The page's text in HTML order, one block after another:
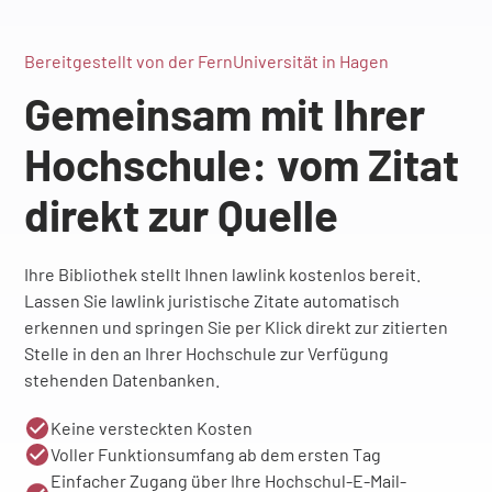
Bereitgestellt von der FernUniversität in Hagen
Gemeinsam mit Ihrer
Hochschule: vom Zitat
direkt zur Quelle
Ihre Bibliothek stellt Ihnen lawlink kostenlos bereit.
Lassen Sie lawlink juristische Zitate automatisch
erkennen und springen Sie per Klick direkt zur zitierten
Stelle in den an Ihrer Hochschule zur Verfügung
stehenden Datenbanken.
Keine versteckten Kosten
Voller Funktionsumfang ab dem ersten Tag
Einfacher Zugang über Ihre Hochschul-E-Mail-